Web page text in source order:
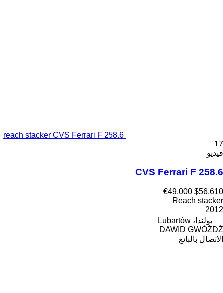
reach stacker CVS Ferrari F 258.6
17
فيديو
CVS Ferrari F 258.6
$56,610
€49,000
Reach stacker
2012
بولندا، Lubartów
DAWID GWÓŹDŹ
الاتصال بالبائع